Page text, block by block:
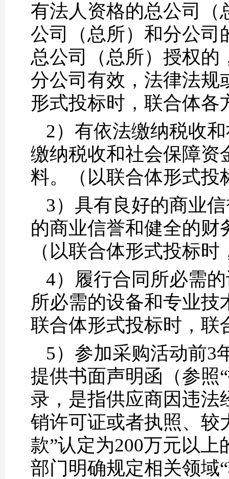
有法人资格的总公司（
公司（总所）和分公司
总公司（总所）授权的
分公司有效，法律法规
形式投标时，联合体各
2）有依法缴纳税收
缴纳税收和社会保障资
料。（以联合体形式投
3）具有良好的商业
的商业信誉和健全的财
（以联合体形式投标
4）履行合同所必需
所必需的设备和专业
联合体形式投标时，联
5）参加采购活动前3
提供书面声明函（参照
录，是指供应商因违法
销许可证或者执照、较
款”认定为200万元以
部门明确规定相关领域